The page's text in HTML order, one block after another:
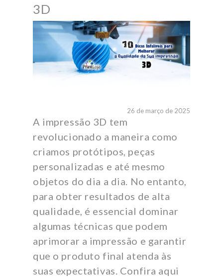
3D
26 de março de 2025
A impressão 3D tem
revolucionado a maneira como
criamos protótipos, peças
personalizadas e até mesmo
objetos do dia a dia. No entanto,
para obter resultados de alta
qualidade, é essencial dominar
algumas técnicas que podem
aprimorar a impressão e garantir
que o produto final atenda às
suas expectativas. Confira aqui